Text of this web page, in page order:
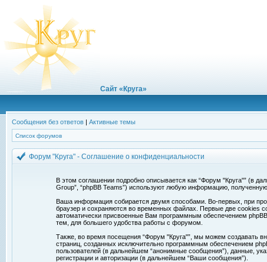
Сайт «Круга»
Сообщения без ответов | Активные темы
Список форумов
Форум "Круга" - Соглашение о конфиденциальности
В этом соглашении подробно описывается как “Форум "Круга"” (в
Group”, “phpBB Teams”) используют любую информацию,
Ваша информация собирается двумя способами. Во-первых, при
браузер и сохраняются во временных файлах. Первые две cookies
автоматически присвоенные Вам программным обеспечением
тем, для большего удобства работы с форумом.
Также, во время посещения “Форум "Круга"”, мы можем создавать
страниц, созданных исключительно программным обеспечением
пользователей (в дальнейшем “анонимные сообщения”), данные,
регистрации и авторизации (в дальнейшем “Ваши сообщения”).